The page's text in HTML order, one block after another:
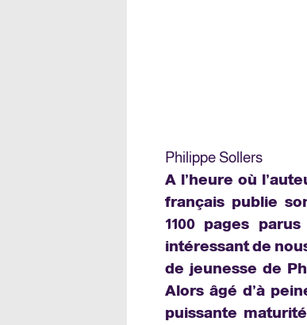
Philippe Sollers
A l’heure où
français publie
1100 pages
intéressant de
de jeunesse de
Alors âgé d’à
puissante